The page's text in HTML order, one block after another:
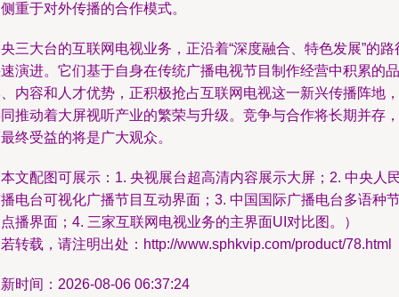
重于对外传播的合作模式。
三大台的互联网电视业务，正沿着“深度融合、特色发展”的路
演进。它们基于自身在传统广播电视节目制作经营中积累的品
内容和人才优势，正积极抢占互联网电视这一新兴传播阵地，
推动着大屏视听产业的繁荣与升级。竞争与合作将长期并存，
终受益的将是广大观众。
文配图可展示：1. 央视展台超高清内容展示大屏；2. 中央人
电台可视化广播节目互动界面；3. 中国国际广播电台多语种
播界面；4. 三家互联网电视业务的主界面UI对比图。）
转载，请注明出处：http://www.sphkvip.com/product/78.html
时间：2026-08-06 06:37:24